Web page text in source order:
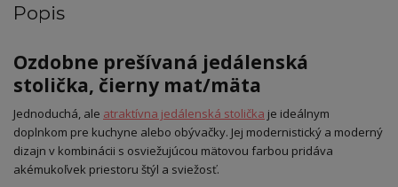
Popis
Ozdobne prešívaná jedálenská
stolička, čierny mat/mäta
Jednoduchá, ale atraktívna jedálenská stolička je ideálnym
doplnkom pre kuchyne alebo obývačky. Jej modernistický a moderný
dizajn v kombinácii s osviežujúcou mätovou farbou pridáva
akémukoľvek priestoru štýl a sviežosť.